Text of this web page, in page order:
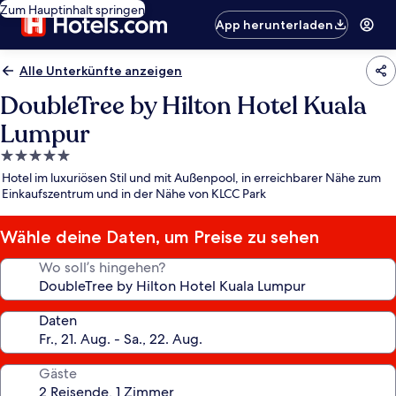
Zum Hauptinhalt springen
App herunterladen
Alle Unterkünfte anzeigen
DoubleTree by Hilton Hotel Kuala
Lumpur
5.0-
Sterne-
Unterkunft
Hotel im luxuriösen Stil und mit Außenpool, in erreichbarer Nähe zum
Einkaufszentrum und in der Nähe von KLCC Park
Wähle deine Daten, um Preise zu sehen
Wo soll’s hingehen?
Daten
Gäste